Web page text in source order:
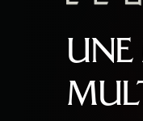
UNE